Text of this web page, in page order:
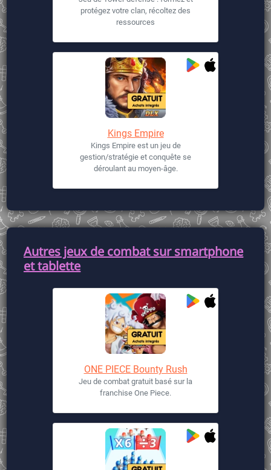
protégez votre clan, récoltez des
ressources
Kings Empire
Kings Empire est un jeu de
gestion/stratégie et conquête se
déroulant au moyen-âge.
Autres jeux de combat sur smartphone
et tablette
ONE PIECE Bounty Rush
Jeu de combat gratuit basé sur la
franchise One Piece.